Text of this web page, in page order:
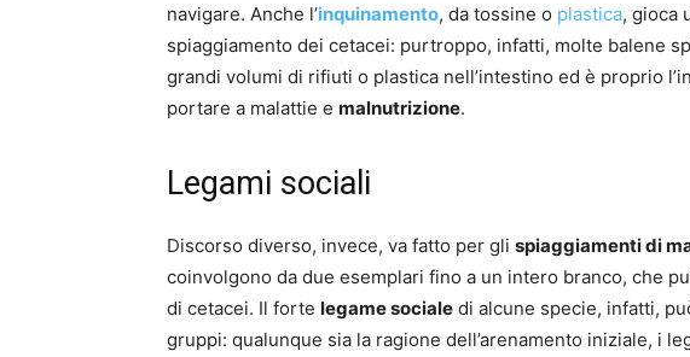
navigare. Anche l’inquinamento, da tossine o plastica, gioca
spiaggiamento dei cetacei: purtroppo, infatti, molte balene
grandi volumi di rifiuti o plastica nell’intestino ed è proprio
portare a malattie e malnutrizione.
Legami sociali
Discorso diverso, invece, va fatto per gli spiaggiamenti di
coinvolgono da due esemplari fino a un intero branco, che
di cetacei. Il forte legame sociale di alcune specie, infatti,
gruppi: qualunque sia la ragione dell’arenamento iniziale, i